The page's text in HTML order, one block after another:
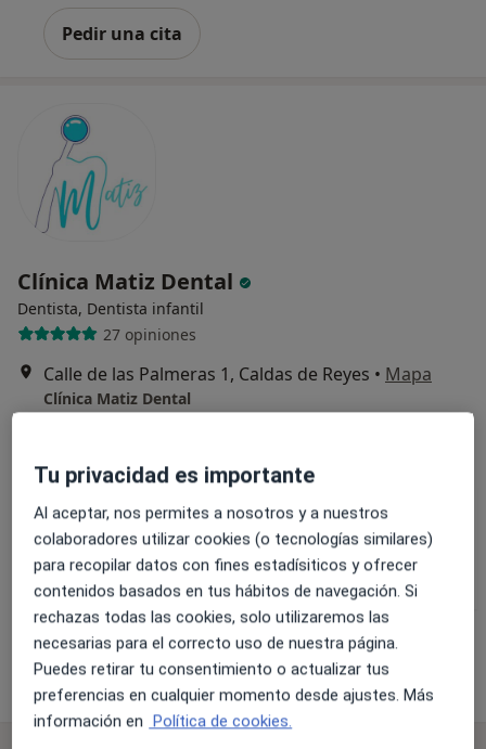
Pedir una cita
Clínica Matiz Dental
Dentista, Dentista infantil
27 opiniones
Calle de las Palmeras 1, Caldas de Reyes • Mapa
Clínica Matiz Dental
Mostrar más servicios
Dra. Ana Raquel
Moar Antelo
Dentista
Dra. Catherine Leis
Filloy
Dentista
Dra. María Carmen
Palanques Orti
Dentista
Mostrar perfil
Tu privacidad es importante
Al aceptar, nos permites a nosotros y a nuestros
colaboradores utilizar cookies (o tecnologías similares)
para recopilar datos con fines estadísiticos y ofrecer
contenidos basados en tus hábitos de navegación. Si
rechazas todas las cookies, solo utilizaremos las
necesarias para el correcto uso de nuestra página.
Puedes retirar tu consentimiento o actualizar tus
preferencias en cualquier momento desde ajustes. Más
información en Política de cookies.